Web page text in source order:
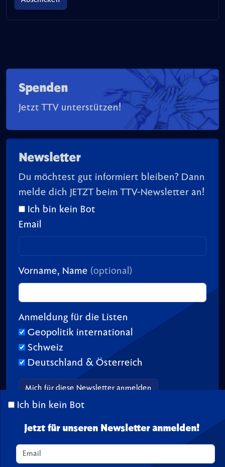
Spenden
Jetzt TTV unterstützen!
Newsletter
Du möchtest gut informiert bleiben? Dann
melde dich JETZT beim TTV-Newsletter an!
Ich bin kein Bot
Email
Vorname, Name (optional)
Anmeldung für die Listen
Geopolitik international
Schweiz
Deutschland & Österreich
Ich bin kein Bot
Jetzt für unseren Newsletter anmelden!
© 2026 TransitionTV.org -Über-Impressum-Spenden
Seite geladen in 0.02 s